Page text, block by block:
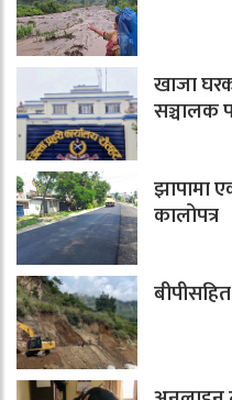
खाजा
सञ्चालक
झापामा
कालोपत्र